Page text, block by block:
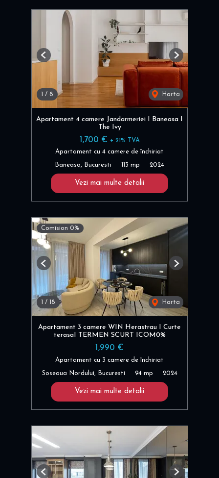
1 / 8 Harta
Previous Next
Apartament 4 camere Jandarmeriei I Baneasa I
The Ivy
1,700 € + 21% TVA
Apartament cu 4 camere de închiriat
Baneasa, Bucuresti 113 mp 2024
Vezi mai multe detalii
Comision 0%
/ 18 Harta
Previous Next
Apartament 3 camere WIN Herastrau I Curte
terasaI TERMEN SCURT ICOM0%
1,990 €
Apartament cu 3 camere de închiriat
Soseaua Nordului, Bucuresti 94 mp 2024
Vezi mai multe detalii
Previous Next